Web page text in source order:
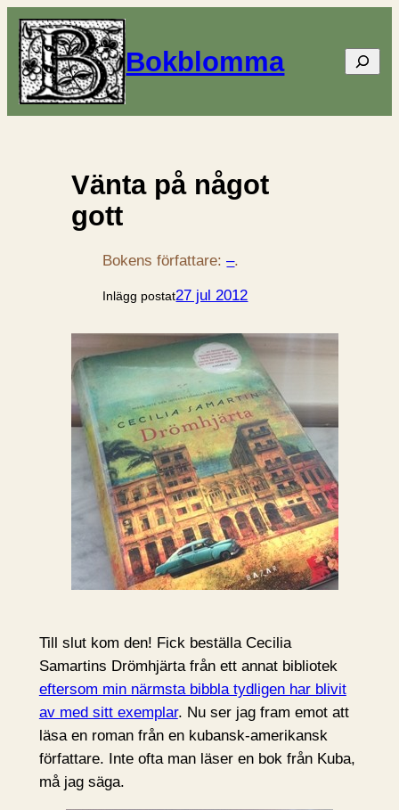
Bokblomma Sök
Vänta på något
gott
Bokens författare:–.
Inlägg postat27 jul 2012
Till slut kom den! Fick beställa Cecilia
Samartins Drömhjärta från ett annat bibliotek
eftersom min närmsta bibbla tydligen har blivit
av med sitt exemplar. Nu ser jag fram emot att
läsa en roman från en kubansk-amerikansk
författare. Inte ofta man läser en bok från Kuba,
må jag säga.